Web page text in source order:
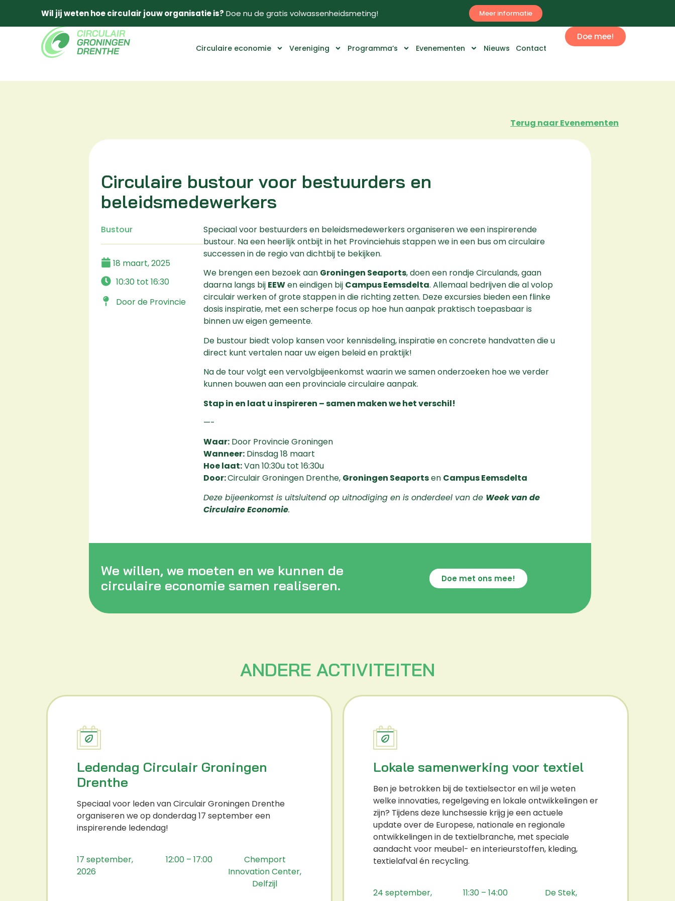
Wil jij weten hoe circulair jouw organisatie is? Doe nu de gratis volwassenheidsmeting! Meer informatie
Circulaire economie Vereniging Programma’s Evenementen Nieuws Contact
Doe mee!
Terug naar Evenementen
Circulaire bustour voor bestuurders en
beleidsmedewerkers
Bustour
18 maart, 2025
10:30 tot 16:30
Door de Provincie
Speciaal voor bestuurders en beleidsmedewerkers organiseren we een inspirerende
bustour. Na een heerlijk ontbijt in het Provinciehuis stappen we in een bus om circulaire
successen in de regio van dichtbij te bekijken.
We brengen een bezoek aan Groningen Seaports, doen een rondje Circulands, gaan
daarna langs bij EEWen eindigen bij Campus Eemsdelta. Allemaal bedrijven die al volop
circulair werken of grote stappen in die richting zetten. Deze excursies bieden een flinke
dosis inspiratie, met een scherpe focus op hoe hun aanpak praktisch toepasbaar is
binnen uw eigen gemeente.
De bustour biedt volop kansen voor kennisdeling, inspiratie en concrete handvatten die u
direct kunt vertalen naar uw eigen beleid en praktijk!
Na de tour volgt een vervolgbijeenkomst waarin we samen onderzoeken hoe we verder
kunnen bouwen aan een provinciale circulaire aanpak.
Stap in en laat u inspireren – samen maken we het verschil!
—-
Waar: Door Provincie Groningen
Wanneer: Dinsdag 18 maart
Hoe laat:Van 10:30u tot 16:30u
Door:Circulair Groningen Drenthe, Groningen Seaportsen Campus Eemsdelta
Deze bijeenkomst is uitsluitend op uitnodiging en isonderdeel van de Week van de
Circulaire Economie.
We willen, we moeten en we kunnen de
circulaire economie samen realiseren.
Doe met ons mee!
ANDERE ACTIVITEITEN
Ledendag Circulair Groningen
Drenthe
Speciaal voor leden van Circulair Groningen Drenthe
organiseren we op donderdag 17 september een
inspirerende ledendag!
17 september,
2026
12:00 – 17:00
Chemport
Innovation Center,
Delfzijl
Lokale samenwerking voor textiel
Ben je betrokken bij de textielsector en wil je weten
welke innovaties, regelgeving en lokale ontwikkelingen er
zijn? Tijdens deze lunchsessie krijg je een actuele
update over de Europese, nationale en regionale
ontwikkelingen in de textielbranche, met speciale
aandacht voor meubel- en interieurstoffen, kleding,
textielafval én recycling.
24 september,
11:30 – 14:00
De Stek,